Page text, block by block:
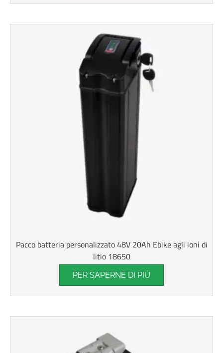
Pacco batteria personalizzato 48V 20Ah Ebike agli ioni di
litio 18650
PER SAPERNE DI PIÙ